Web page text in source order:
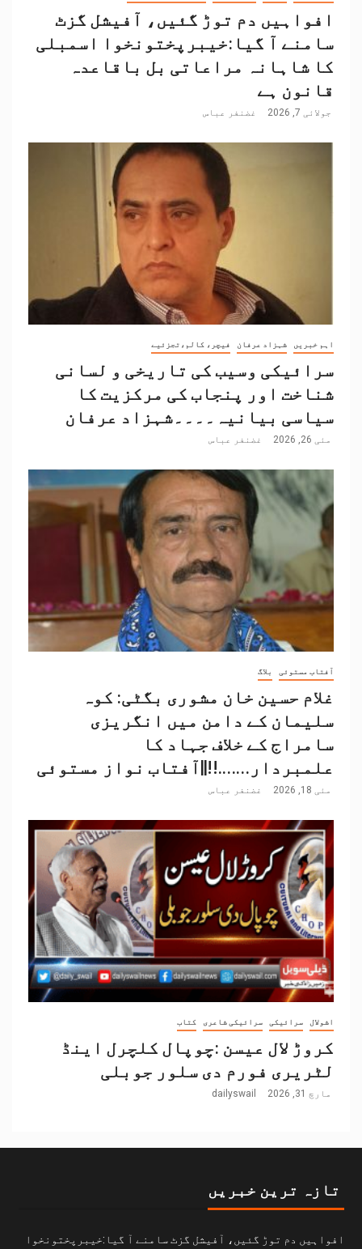
افواہیں دم توڑ گئیں، آفیشل گزٹ
سامنے آ گیا:خیبرپختونخوا اسمبلی
کا شاہانہ مراعاتی بل باقاعدہ
قانون ہے
جولائی 7, 2026 غضنفر عباس
اہم خبریں شہزاد عرفان فیچر، کالم،تجزئیے
سرائیکی وسیب کی تاریخی و لسانی
شناخت اور پنجاب کی مرکزیت کا
سیاسی بیانیہ۔۔۔۔شہزاد عرفان
مئی 26, 2026 غضنفر عباس
آفتاب مستوئی بلاگ
غلام حسین خان مشوری بگٹی: کوہ
سلیمان کے دامن میں انگریزی
سامراج کے خلاف جہاد کا
علمبردار…….!!||آفتاب نواز مستوئی
مئی 18, 2026 غضنفر عباس
اشولال سرائیکی سرائیکی شاعری کتاب
کروڑ لال عیسن :چوپال کلچرل اینڈ
لٹریری فورم دی سلور جوبلی
مارچ 31, 2026 dailyswail
تازہ ترین خبریں
افواہیں دم توڑ گئیں، آفیشل گزٹ سامنے آ گیا:خیبرپختونخوا